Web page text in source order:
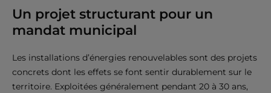
Un projet structurant pour un
mandat municipal
Les installations d’énergies renouvelables sont des projets
concrets dont les effets se font sentir durablement sur le
territoire. Exploitées généralement pendant 20 à 30 ans,